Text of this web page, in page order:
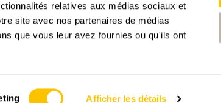
relatives aux médias sociaux et
site avec nos partenaires de médias
que vous leur avez fournies ou qu'ils ont
Afficher les détails